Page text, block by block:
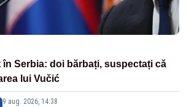
Serbia: doi bărbați, suspectați că
lui Vučić
9 aug. 2026, 14:38